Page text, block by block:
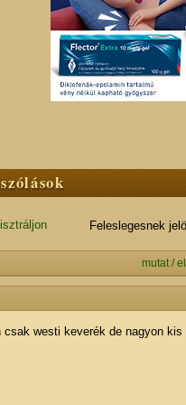
Feleslegesnek
mutat /
csak westi keverék de nagyon